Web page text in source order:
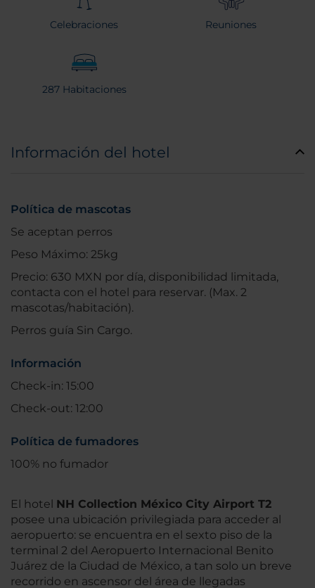
Celebraciones Reuniones
287 Habitaciones
Información del hotel
Política de mascotas
Se aceptan perros
Peso Máximo: 25kg
Precio: 630 MXN por día, disponibilidad limitada,
contacta con el hotel para reservar. (Max. 2
mascotas/habitación).
Perros guía Sin Cargo.
Información
Check-in: 15:00
Check-out: 12:00
Política de fumadores
100% no fumador
El hotel NH Collection México City Airport T2
posee una ubicación privilegiada para acceder al
aeropuerto: se encuentra en el sexto piso de la
terminal 2 del Aeropuerto Internacional Benito
Juárez de la Ciudad de México, a tan solo un breve
recorrido en ascensor del área de llegadas